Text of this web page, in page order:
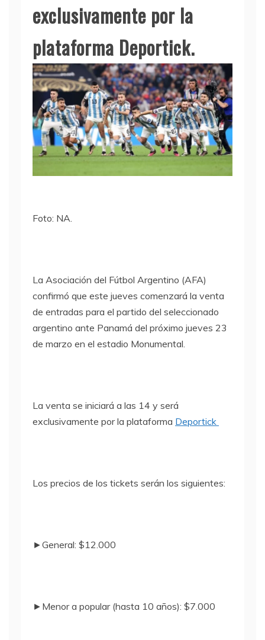
exclusivamente por la
plataforma Deportick.
Foto: NA.
La Asociación del Fútbol Argentino (AFA)
confirmó que este jueves comenzará la venta
de entradas para el partido del seleccionado
argentino ante Panamá del próximo jueves 23
de marzo en el estadio Monumental.
La venta se iniciará a las 14 y será
exclusivamente por la plataforma Deportick
Los precios de los tickets serán los siguientes:
►General: $12.000
►Menor a popular (hasta 10 años): $7.000